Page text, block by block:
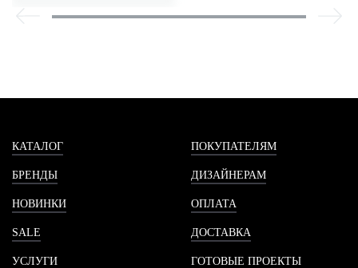
КАТАЛОГ
БРЕНДЫ
НОВИНКИ
SALE
УСЛУГИ
ПОКУПАТЕЛЯМ
ДИЗАЙНЕРАМ
ОПЛАТА
ДОСТАВКА
ГОТОВЫЕ ПРОЕКТЫ